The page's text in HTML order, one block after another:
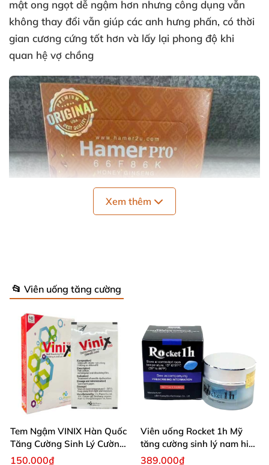
mật ong ngọt dễ ngậm hơn nhưng công dụng vẫn
không thay đổi vẫn giúp các anh hưng phấn, có thời
gian cương cứng tốt hơn và lấy lại phong độ khi
quan hệ vợ chồng
Ưu điểm của Kẹo sâm hamerpro vị mật
ong
Xem thêm
📂 Viên uống tăng cường
Tem Ngậm VINIX Hàn Quốc
Tăng Cường Sinh Lý Cường
Dương
150.000₫
Viên uống Rocket 1h Mỹ
tăng cường sinh lý nam hiệu
quả
389.000₫